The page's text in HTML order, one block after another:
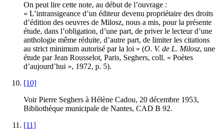
On peut lire cette note, au début de l’ouvrage :
« L’intransigeance d’un éditeur devenu propriétaire des droits
d’édition des oeuvres de Milosz, nous a mis, pour la présente
étude, dans l’obligation, d’une part, de priver le lecteur d’une
anthologie même réduite, d’autre part, de limiter les citations
au strict minimum autorisé par la loi » (O. V. de L. Milosz, une
étude par Jean Rousselot, Paris, Seghers, coll. « Poètes
d’aujourd’hui », 1972, p. 5).
[10]
Voir Pierre Seghers à Hélène Cadou, 20 décembre 1953,
Bibliothèque municipale de Nantes, CAD B 92.
[11]